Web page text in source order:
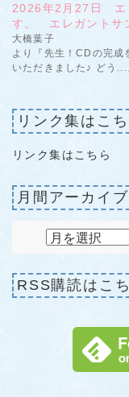
2026年2月27日 エ
す。 エレガントサ
大橋葉子
より『先生！CDの完成
いただきました♪ どう
リンク集はこち
リンク集はこちら
月間アーカイブ
RSS購読はこ